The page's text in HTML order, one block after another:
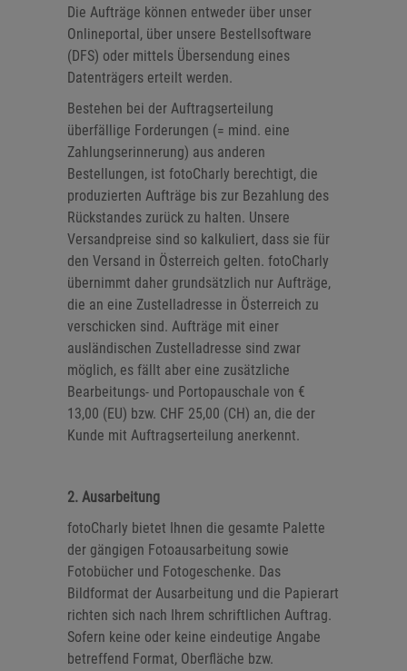
Die Aufträge können entweder über unser
Onlineportal, über unsere Bestellsoftware
(DFS) oder mittels Übersendung eines
Datenträgers erteilt werden.
Bestehen bei der Auftragserteilung
überfällige Forderungen (= mind. eine
Zahlungserinnerung) aus anderen
Bestellungen, ist fotoCharly berechtigt, die
produzierten Aufträge bis zur Bezahlung des
Rückstandes zurück zu halten. Unsere
Versandpreise sind so kalkuliert, dass sie für
den Versand in Österreich gelten. fotoCharly
übernimmt daher grundsätzlich nur Aufträge,
die an eine Zustelladresse in Österreich zu
verschicken sind. Aufträge mit einer
ausländischen Zustelladresse sind zwar
möglich, es fällt aber eine zusätzliche
Bearbeitungs- und Portopauschale von €
13,00 (EU) bzw. CHF 25,00 (CH) an, die der
Kunde mit Auftragserteilung anerkennt.
2. Ausarbeitung
fotoCharly bietet Ihnen die gesamte Palette
der gängigen Fotoausarbeitung sowie
Fotobücher und Fotogeschenke. Das
Bildformat der Ausarbeitung und die Papierart
richten sich nach Ihrem schriftlichen Auftrag.
Sofern keine oder keine eindeutige Angabe
betreffend Format, Oberfläche bzw.